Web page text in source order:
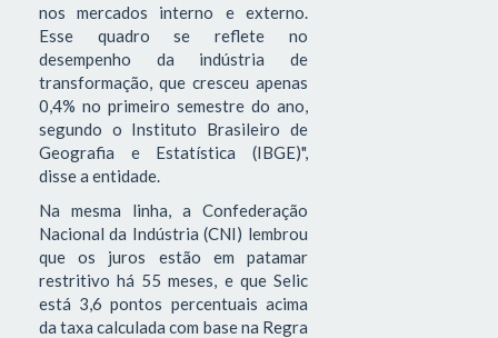
nos mercados interno e externo.
Esse quadro se reflete no
desempenho da indústria de
transformação, que cresceu apenas
0,4% no primeiro semestre do ano,
segundo o Instituto Brasileiro de
Geografia e Estatística (IBGE)",
disse a entidade.
Na mesma linha, a Confederação
Nacional da Indústria (CNI) lembrou
que os juros estão em patamar
restritivo há 55 meses, e que Selic
está 3,6 pontos percentuais acima
da taxa calculada com base na Regra